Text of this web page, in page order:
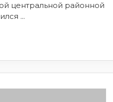
центральной районной
...